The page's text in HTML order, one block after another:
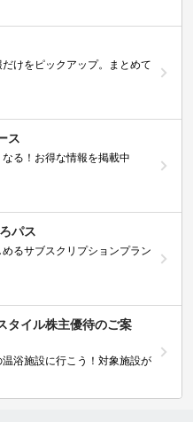
けをピックアップ。まとめて
ス
る！お得な情報を掲載中
パス
るサブスクリプションプラン
タイル株主優待のご案
浴施設に行こう！対象施設が